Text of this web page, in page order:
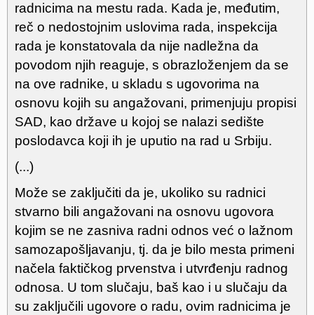
radnicima na mestu rada. Kada je, međutim,
reč o nedostojnim uslovima rada, inspekcija
rada je konstatovala da nije nadležna da
povodom njih reaguje, s obrazloženjem da se
na ove radnike, u skladu s ugovorima na
osnovu kojih su angažovani, primenjuju propisi
SAD, kao države u kojoj se nalazi sedište
poslodavca koji ih je uputio na rad u Srbiju.
(...)
Može se zaključiti da je, ukoliko su radnici
stvarno bili angažovani na osnovu ugovora
kojim se ne zasniva radni odnos već o lažnom
samozapošljavanju, tj. da je bilo mesta primeni
načela faktičkog prvenstva i utvrđenju radnog
odnosa. U tom slučaju, baš kao i u slučaju da
su zaključili ugovore o radu, ovim radnicima je